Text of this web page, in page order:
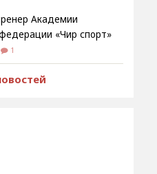
Академии
«Чир спорт»
1